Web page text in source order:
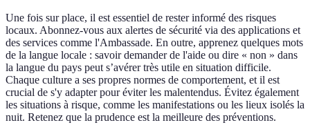
Une fois sur place, il est essentiel de rester informé des risques
locaux. Abonnez-vous aux alertes de sécurité via des applications et
des services comme l'Ambassade. En outre, apprenez quelques mots
de la langue locale : savoir demander de l'aide ou dire « non » dans
la langue du pays peut s’avérer très utile en situation difficile.
Chaque culture a ses propres normes de comportement, et il est
crucial de s'y adapter pour éviter les malentendus. Évitez également
les situations à risque, comme les manifestations ou les lieux isolés la
nuit. Retenez que la prudence est la meilleure des préventions.